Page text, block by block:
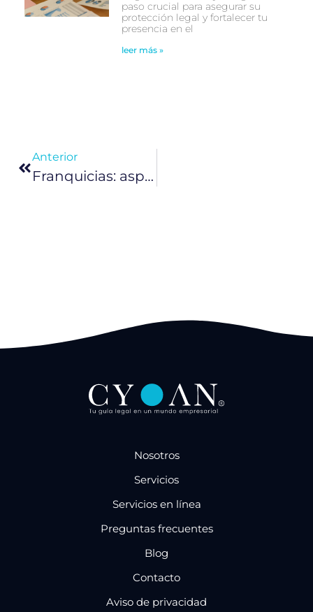
paso crucial para asegurar su
protección legal y fortalecer tu
presencia en el
leer más »
Anterior
Franquicias: aspectos legales a considerar antes de expandir tu negocio
Nosotros
Servicios
Servicios en línea
Preguntas frecuentes
Blog
Contacto
Aviso de privacidad